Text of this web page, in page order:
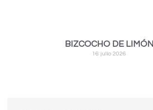
BIZCOCHO DE LIMÓN
16 julio 2026